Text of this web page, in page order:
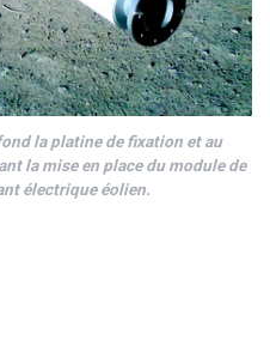
la platine de fixation et au
la mise en place du module de
électrique éolien.